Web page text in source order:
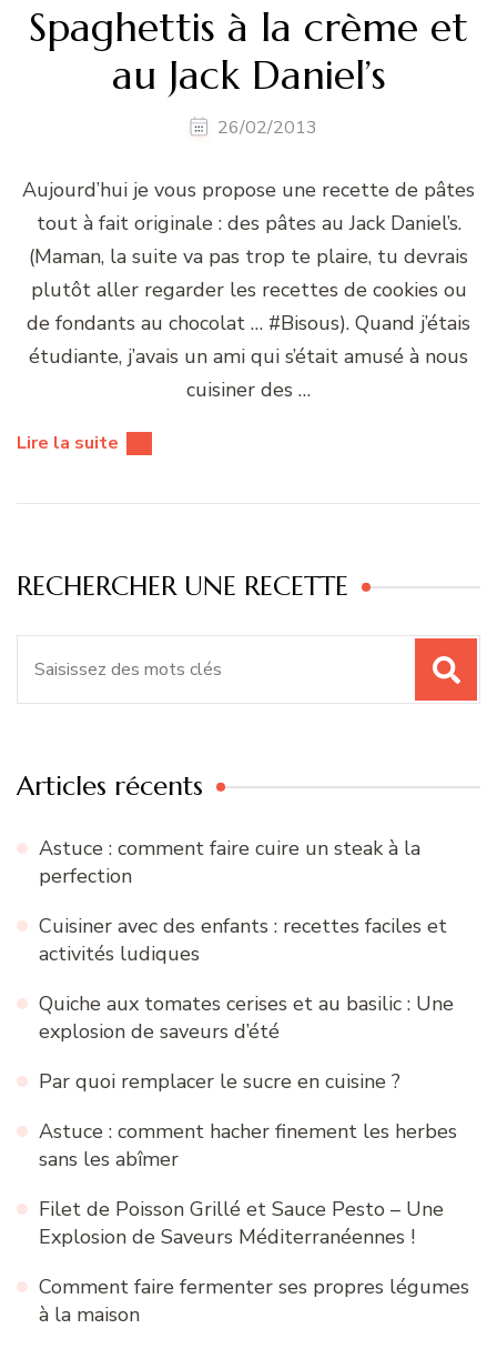
Spaghettis à la crème et
au Jack Daniel’s
26/02/2013
Aujourd’hui je vous propose une recette de pâtes
tout à fait originale : des pâtes au Jack Daniel’s.
(Maman, la suite va pas trop te plaire, tu devrais
plutôt aller regarder les recettes de cookies ou
de fondants au chocolat … #Bisous). Quand j’étais
étudiante, j’avais un ami qui s’était amusé à nous
cuisiner des …
Lire la suite
RECHERCHER UNE RECETTE
Articles récents
Astuce : comment faire cuire un steak à la
perfection
Cuisiner avec des enfants : recettes faciles et
activités ludiques
Quiche aux tomates cerises et au basilic : Une
explosion de saveurs d’été
Par quoi remplacer le sucre en cuisine ?
Astuce : comment hacher finement les herbes
sans les abîmer
Filet de Poisson Grillé et Sauce Pesto – Une
Explosion de Saveurs Méditerranéennes !
Comment faire fermenter ses propres légumes
à la maison